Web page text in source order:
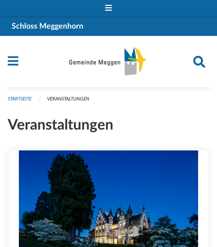
Schloss Meggenhorn
STARTSEITE VERANSTALTUNGEN
Veranstaltungen